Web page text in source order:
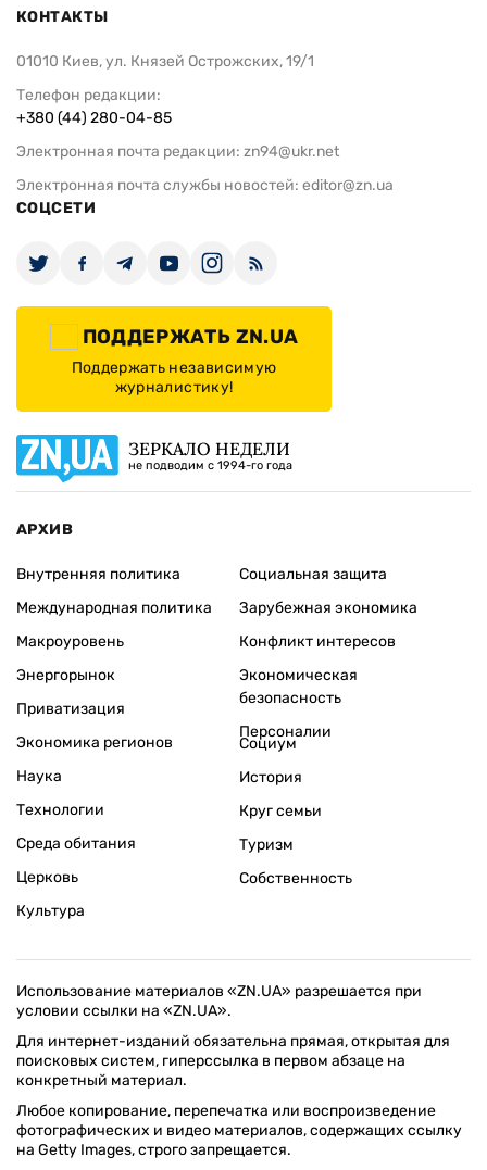
КОНТАКТЫ
01010 Киев, ул. Князей Острожских, 19/1
Телефон редакции:
+380 (44) 280-04-85
Электронная почта редакции: zn94@ukr.net
Электронная почта службы новостей: editor@zn.ua
СОЦСЕТИ
ПОДДЕРЖАТЬ ZN.UA
Поддержать независимую
журналистику!
ЗЕРКАЛО НЕДЕЛИ
не подводим с 1994-го года
АРХИВ
Внутренняя политика
Международная политика
Макроуровень
Энергорынок
Приватизация
Экономика регионов
Социальная защита
Зарубежная экономика
Конфликт интересов
Экономическая
безопасность
Персоналии
Наука
Технологии
Среда обитания
Церковь
Культура
Социум
История
Круг семьи
Туризм
Собственность
Использование материалов «ZN.UA» разрешается при
условии ссылки на «ZN.UA».
Для интернет-изданий обязательна прямая, открытая для
поисковых систем, гиперссылка в первом абзаце на
конкретный материал.
Любое копирование, перепечатка или воспроизведение
фотографических и видео материалов, содержащих ссылку
на Getty Images, строго запрещается.